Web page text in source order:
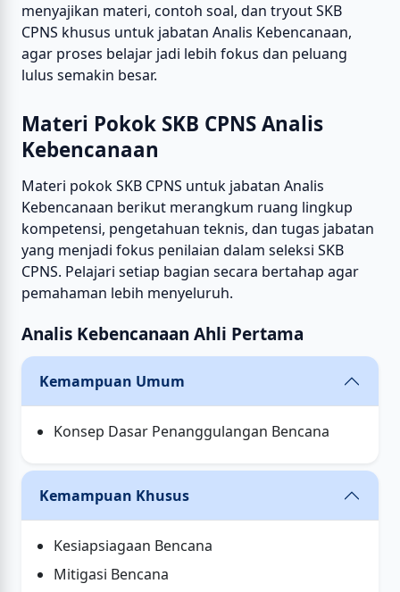
menyajikan materi, contoh soal, dan tryout SKB
CPNS khusus untuk jabatan Analis Kebencanaan,
agar proses belajar jadi lebih fokus dan peluang
lulus semakin besar.
Materi Pokok SKB CPNS Analis
Kebencanaan
Materi pokok SKB CPNS untuk jabatan Analis
Kebencanaan berikut merangkum ruang lingkup
kompetensi, pengetahuan teknis, dan tugas jabatan
yang menjadi fokus penilaian dalam seleksi SKB
CPNS. Pelajari setiap bagian secara bertahap agar
pemahaman lebih menyeluruh.
Analis Kebencanaan Ahli Pertama
Kemampuan Umum
Konsep Dasar Penanggulangan Bencana
Kemampuan Khusus
Kesiapsiagaan Bencana
Mitigasi Bencana